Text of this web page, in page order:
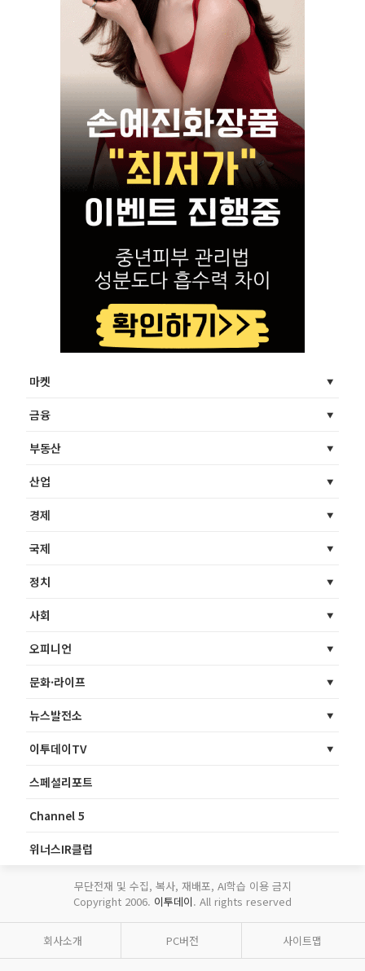
마켓
금융
부동산
산업
경제
국제
정치
사회
오피니언
문화·라이프
뉴스발전소
이투데이TV
스페셜리포트
Channel 5
위너스IR클럽
무단전재 및 수집, 복사, 재배포, AI학습 이용 금지
Copyright 2006. 이투데이. All rights reserved
회사소개 PC버전 사이트맵